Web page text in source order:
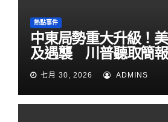
熱點事件
中東局勢重大升級！
及遇襲 川普聽取簡
七月 30, 2026 ADMINS